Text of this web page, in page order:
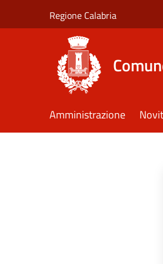
Regione Calabria
Amministrazione